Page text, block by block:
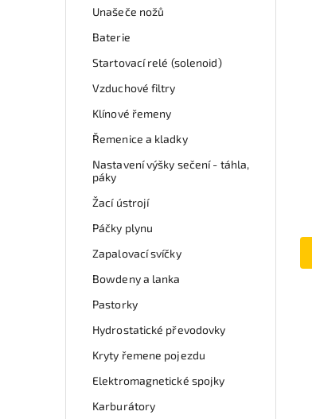
Unašeče nožů
Baterie
Startovací relé (solenoid)
Vzduchové filtry
Klínové řemeny
Řemenice a kladky
Nastavení výšky sečení - táhla,
páky
Žací ústrojí
Páčky plynu
Zapalovací svíčky
Bowdeny a lanka
Pastorky
Hydrostatické převodovky
Kryty řemene pojezdu
Elektromagnetické spojky
Karburátory